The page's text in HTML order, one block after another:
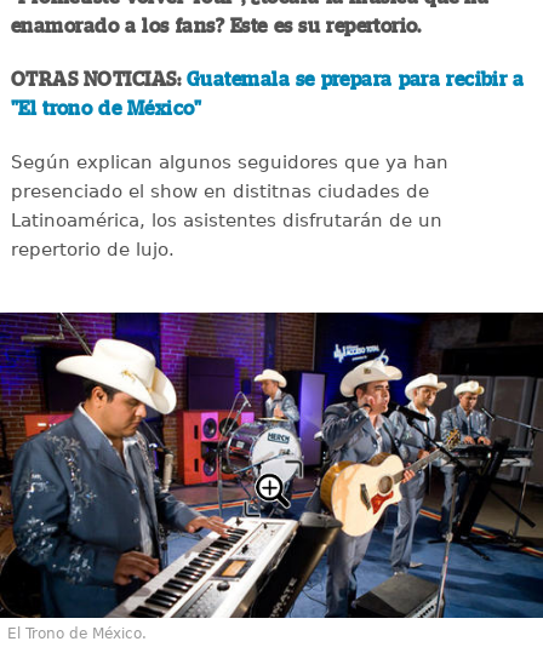
enamorado a los fans? Este es su repertorio.
OTRAS NOTICIAS:Guatemala se prepara para recibir a
"El trono de México"
Según explican algunos seguidores que ya han
presenciado el show en distitnas ciudades de
Latinoamérica, los asistentes disfrutarán de un
repertorio de lujo.
El Trono de México.